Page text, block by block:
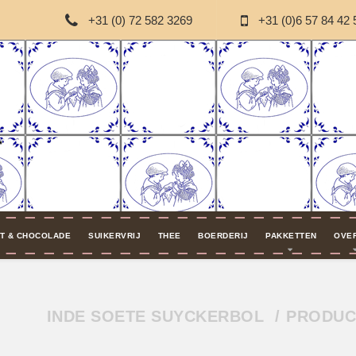
+31 (0) 72 582 3269 +31 (0)6 57 84 42
& CHOCOLADE SUIKERVRIJ THEE BOERDERIJ PAKKETTEN
INDE SOETE SUYCKERBOL